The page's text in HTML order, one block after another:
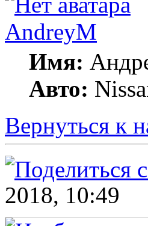
AndreyM
Имя:
Авто:
Вернуться к
2018, 10:49